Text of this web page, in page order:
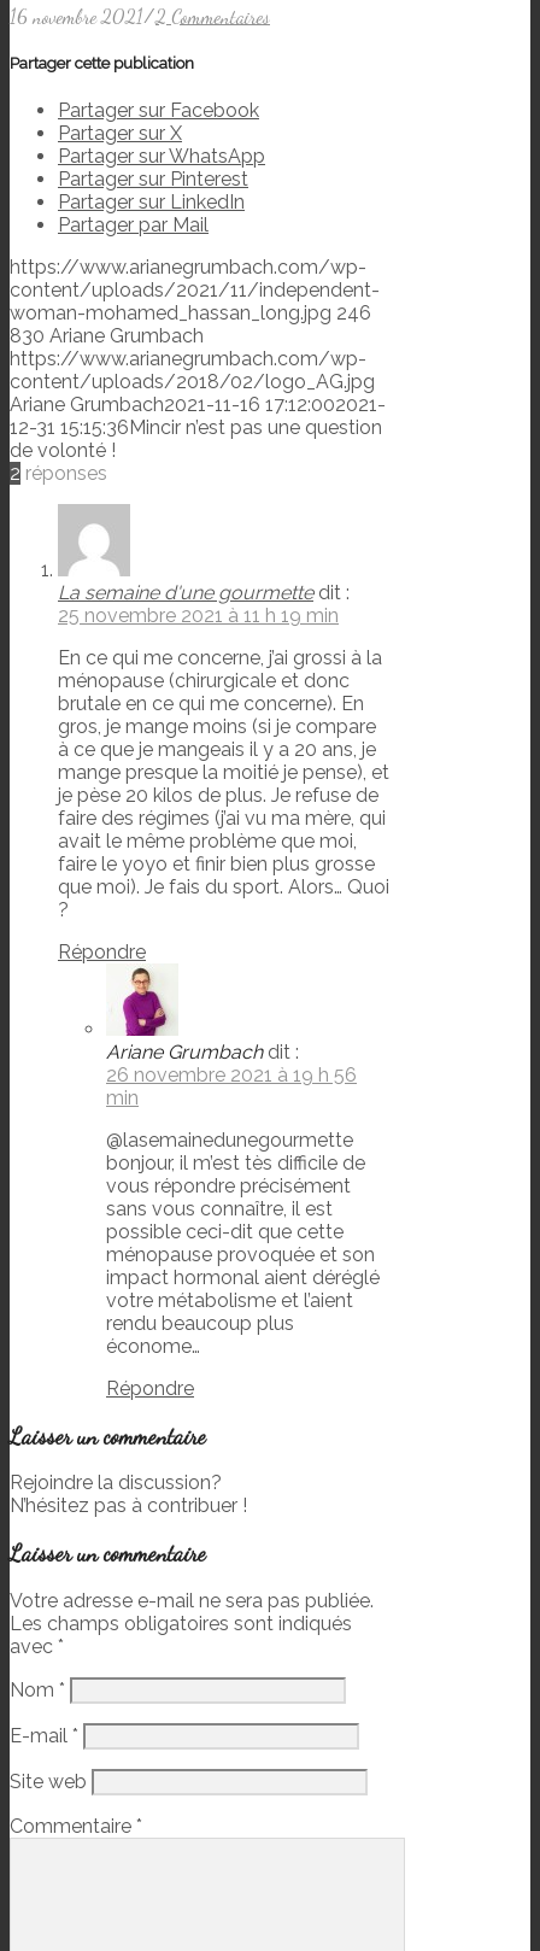
16 novembre 2021/2 Commentaires
Partager cette publication
Partager sur Facebook
Partager sur X
Partager sur WhatsApp
Partager sur Pinterest
Partager sur LinkedIn
Partager par Mail
https://www.arianegrumbach.com/wp-
content/uploads/2021/11/independent-
woman-mohamed_hassan_long.jpg 246
830 Ariane Grumbach
https://www.arianegrumbach.com/wp-
content/uploads/2018/02/logo_AG.jpg
Ariane Grumbach2021-11-16 17:12:002021-
12-31 15:15:36Mincir n’est pas une question
de volonté !
2 réponses
La semaine d'une gourmette dit :
25 novembre 2021 à 11 h 19 min
En ce qui me concerne, j’ai grossi à la
ménopause (chirurgicale et donc
brutale en ce qui me concerne). En
gros, je mange moins (si je compare
à ce que je mangeais il y a 20 ans, je
mange presque la moitié je pense), et
je pèse 20 kilos de plus. Je refuse de
faire des régimes (j’ai vu ma mère, qui
avait le même problème que moi,
faire le yoyo et finir bien plus grosse
que moi). Je fais du sport. Alors… Quoi
?
Répondre
Ariane Grumbach dit :
26 novembre 2021 à 19 h 56
min
@lasemainedunegourmette
bonjour, il m’est tès difficile de
vous répondre précisément
sans vous connaître, il est
possible ceci-dit que cette
ménopause provoquée et son
impact hormonal aient déréglé
votre métabolisme et l’aient
rendu beaucoup plus
économe…
Répondre
Laisser un commentaire
Rejoindre la discussion?
N’hésitez pas à contribuer !
Laisser un commentaire
Votre adresse e-mail ne sera pas publiée.
Les champs obligatoires sont indiqués
avec *
Nom *
E-mail *
Site web
Commentaire *